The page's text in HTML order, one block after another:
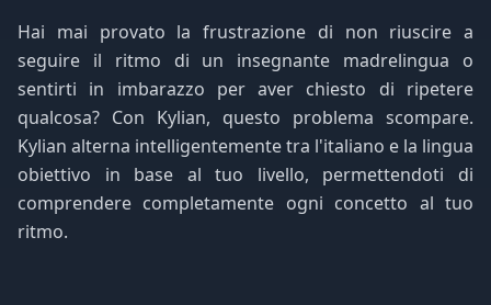
Hai mai provato la frustrazione di non riuscire a
seguire il ritmo di un insegnante madrelingua o
sentirti in imbarazzo per aver chiesto di ripetere
qualcosa? Con Kylian, questo problema scompare.
Kylian alterna intelligentemente tra l'italiano e la lingua
obiettivo in base al tuo livello, permettendoti di
comprendere completamente ogni concetto al tuo
ritmo.